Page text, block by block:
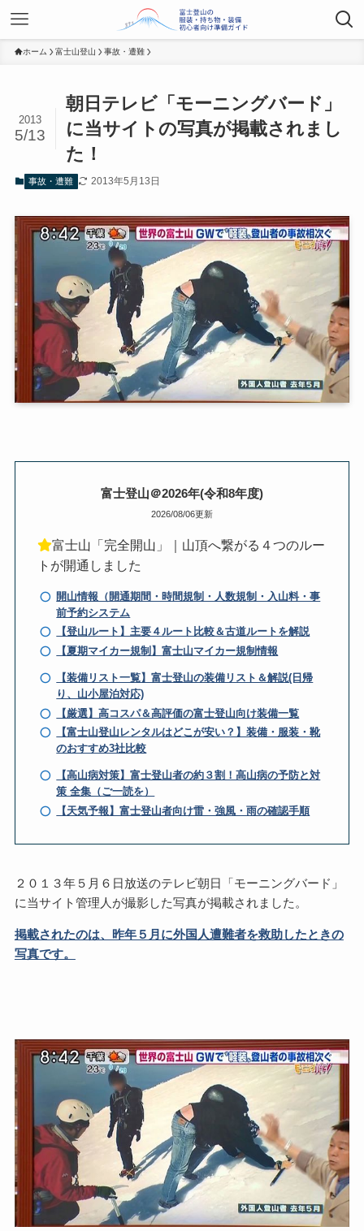
ホーム 富士山登山 事故・遭難
朝日テレビ「モーニングバード」
に当サイトの写真が掲載されまし
た！
2013
5/13
事故・遭難 2013年5月13日
富士登山＠2026年(令和8年度)
2026/08/06更新
富士山「完全開山」｜山頂へ繋がる４つのルー
トが開通しました
開山情報（開通期間・時間規制・人数規制・入山料・事
前予約システム
【登山ルート】主要４ルート比較＆古道ルートを解説
【夏期マイカー規制】富士山マイカー規制情報
【装備リスト一覧】富士登山の装備リスト＆解説(日帰
り、山小屋泊対応)
【厳選】高コスパ＆高評価の富士登山向け装備一覧
【富士山登山レンタルはどこが安い？】装備・服装・靴
のおすすめ3社比較
【高山病対策】富士登山者の約３割！高山病の予防と対
策 全集（ご一読を）
【天気予報】富士登山者向け雷・強風・雨の確認手順
２０１３年５月６日放送のテレビ朝日「モーニングバード」
に当サイト管理人が撮影した写真が掲載されました。
掲載されたのは、昨年５月に外国人遭難者を救助したときの
写真です。